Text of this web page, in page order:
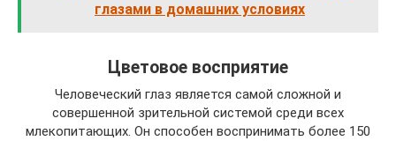
глазами в домашних условиях
Цветовое восприятие
Человеческий глаз является самой сложной и
совершенной зрительной системой среди всех
млекопитающих. Он способен воспринимать более 150